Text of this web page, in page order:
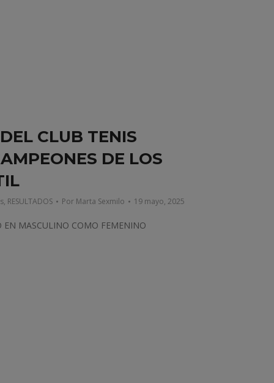
CLUB TENIS
DE LOS
, RESULTADOS Por Marta Sexmilo 19 mayo, 2025
MASCULINO COMO FEMENINO